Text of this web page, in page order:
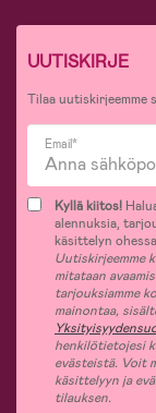
UUTISKIRJE
Tilaa uutiskirjeemme
Email*
Kyllä kiitos!
alennuksia,
käsittelyn
Uutiskirjeemme
mitataan
tarjouksiamme
mainontaa,
henkilötietojesi
evästeistä. Voit
käsittelyyn ja
tilauksen.